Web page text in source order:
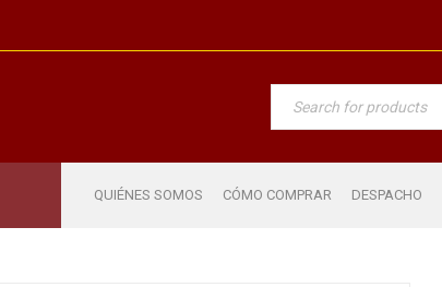
QUIÉNES SOMOS CÓMO COMPRAR DESPACHO